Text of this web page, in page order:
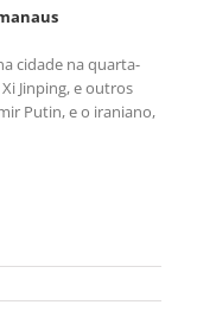
cidade na quarta-
Jinping, e outros
Putin, e o iraniano,